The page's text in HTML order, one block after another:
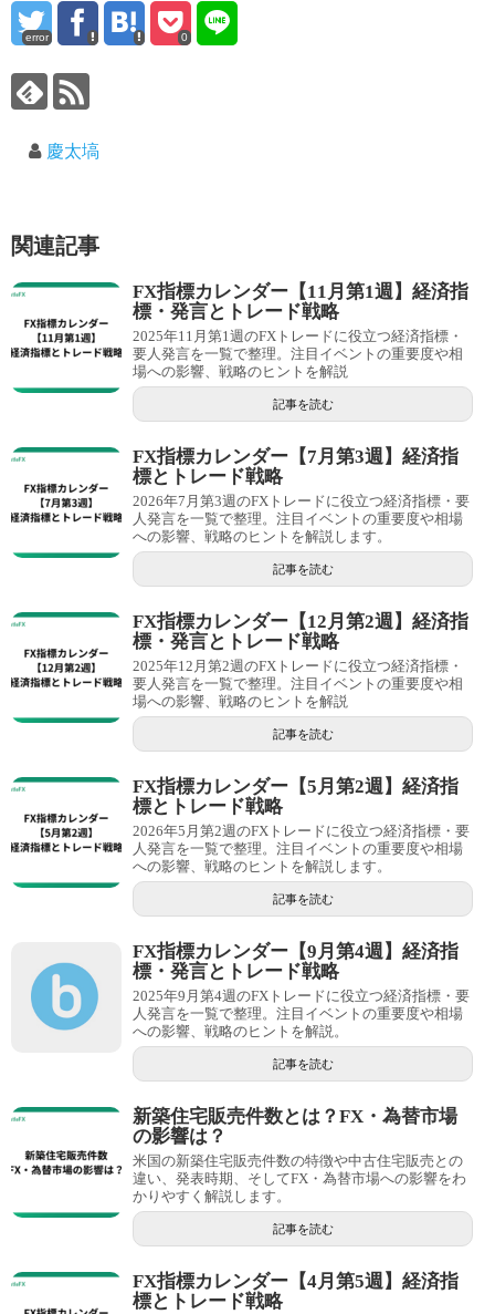
error 0
慶太塙
関連記事
FX指標カレンダー【11月第1週】経済指
標・発言とトレード戦略
2025年11月第1週のFXトレードに役立つ経済指標・
要人発言を一覧で整理。注目イベントの重要度や相
場への影響、戦略のヒントを解説
記事を読む
FX指標カレンダー【7月第3週】経済指
標とトレード戦略
2026年7月第3週のFXトレードに役立つ経済指標・要
人発言を一覧で整理。注目イベントの重要度や相場
への影響、戦略のヒントを解説します。
記事を読む
FX指標カレンダー【12月第2週】経済指
標・発言とトレード戦略
2025年12月第2週のFXトレードに役立つ経済指標・
要人発言を一覧で整理。注目イベントの重要度や相
場への影響、戦略のヒントを解説
記事を読む
FX指標カレンダー【5月第2週】経済指
標とトレード戦略
2026年5月第2週のFXトレードに役立つ経済指標・要
人発言を一覧で整理。注目イベントの重要度や相場
への影響、戦略のヒントを解説します。
記事を読む
FX指標カレンダー【9月第4週】経済指
標・発言とトレード戦略
2025年9月第4週のFXトレードに役立つ経済指標・要
人発言を一覧で整理。注目イベントの重要度や相場
への影響、戦略のヒントを解説。
記事を読む
新築住宅販売件数とは？FX・為替市場
の影響は？
米国の新築住宅販売件数の特徴や中古住宅販売との
違い、発表時期、そしてFX・為替市場への影響をわ
かりやすく解説します。
記事を読む
FX指標カレンダー【4月第5週】経済指
標とトレード戦略